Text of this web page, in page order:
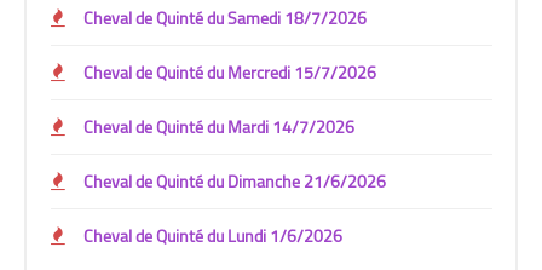
Cheval de Quinté du Samedi 18/7/2026
Cheval de Quinté du Mercredi 15/7/2026
Cheval de Quinté du Mardi 14/7/2026
Cheval de Quinté du Dimanche 21/6/2026
Cheval de Quinté du Lundi 1/6/2026